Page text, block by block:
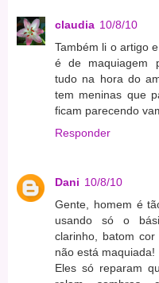
claudia 10/8/10
Também li o artigo
é de maquiagem
tudo na hora do
tem meninas que
ficam parecendo
Responder
Dani 10/8/10
Gente, homem é
usando só o
clarinho, batom
não está maquiada!
Eles só reparam